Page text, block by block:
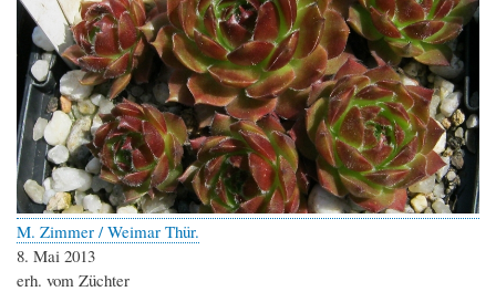
M. Zimmer / Weimar Thür.
8. Mai 2013
erh. vom Züchter